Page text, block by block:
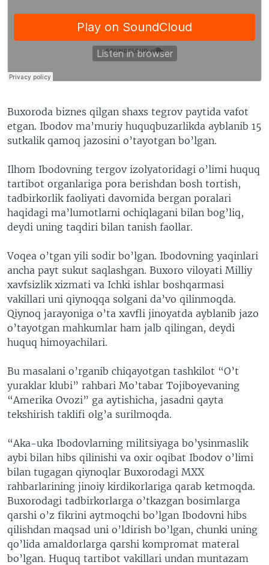
Buxoroda biznes qilgan shaxs tegrov paytida vafot
etgan. Ibodov ma’muriy huquqbuzarlikda ayblanib 15
sutkalik qamoq jazosini o’tayotgan bo’lgan.
Ilhom Ibodovning tergov izolyatoridagi o’limi huquq
tartibot organlariga pora berishdan bosh tortish,
tadbirkorlik faoliyati davomida bergan poralari
haqidagi ma’lumotlarni ochiqlagani bilan bog’liq,
deydi uning taqdiri bilan tanish faollar.
Voqea o’tgan yili sodir bo’lgan. Ibodovning yaqinlari
ancha payt sukut saqlashgan. Buxoro viloyati Milliy
xavfsizlik xizmati va Ichki ishlar boshqarmasi
vakillari uni qiynoqqa solgani da’vo qilinmoqda.
Qiynoq jarayoniga o’ta xavfli jinoyatda ayblanib jazo
o’tayotgan mahkumlar ham jalb qilingan, deydi
huquq himoyachilari.
Bu masalani o’rganib chiqayotgan tashkilot “O’t
yuraklar klubi” rahbari Mo’tabar Tojiboyevaning
“Amerika Ovozi” ga aytishicha, jasadni qayta
tekshirish taklifi olg’a surilmoqda.
“Aka-uka Ibodovlarning militsiyaga bo’ysinmaslik
aybi bilan hibs qilinishi va oxir oqibat Ibodov o’limi
bilan tugagan qiynoqlar Buxorodagi MXX
rahbarlarining jinoiy kirdikorlariga qarab ketmoqda.
Buxorodagi tadbirkorlarga o’tkazgan bosimlarga
qarshi o’z fikrini aytmoqchi bo’lgan Ibodovni hibs
qilishdan maqsad uni o’ldirish bo’lgan, chunki uning
qo’lida amaldorlarga qarshi kompromat materal
bo’lgan. Huquq tartibot vakillari undan muntazam